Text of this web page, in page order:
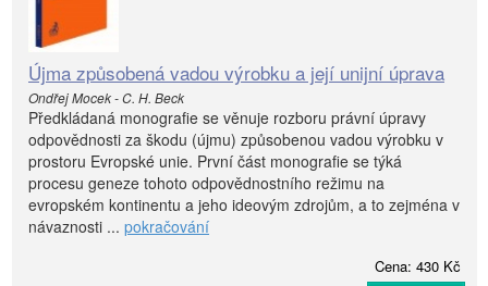
Újma způsobená vadou výrobku a její unijní úprava
Ondřej Mocek - C. H. Beck
Předkládaná monografie se věnuje rozboru právní úpravy
odpovědnosti za škodu (újmu) způsobenou vadou výrobku v
prostoru Evropské unie. První část monografie se týká
procesu geneze tohoto odpovědnostního režimu na
evropském kontinentu a jeho ideovým zdrojům, a to zejména v
návaznosti ... pokračování
Cena: 430 Kč